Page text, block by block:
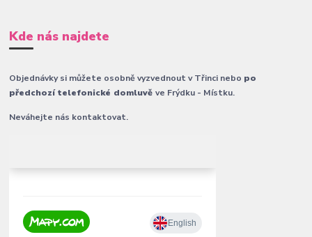
Kde nás najdete
Objednávky si můžete osobně vyzvednout v Třinci nebo po
předchozí telefonické domluvěve Frýdku - Místku.
Neváhejte nás kontaktovat.